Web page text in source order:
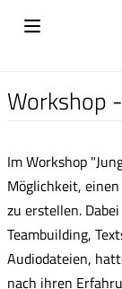
Workshop
Im Workshop
Möglichkeit,
zu erstellen.
Teambuilding,
Audiodateien,
nach ihren